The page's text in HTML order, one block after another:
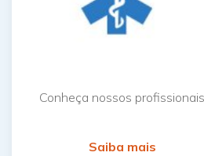
Conheça nossos profissionais
Saiba mais